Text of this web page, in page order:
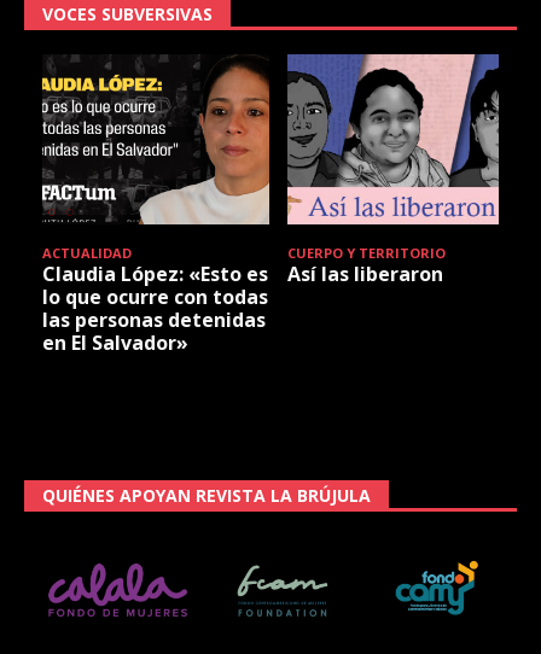
VOCES SUBVERSIVAS
ACTUALIDAD
Claudia López: «Esto es
lo que ocurre con todas
las personas detenidas
en El Salvador»
CUERPO Y TERRITORIO
Así las liberaron
QUIÉNES APOYAN REVISTA LA BRÚJULA